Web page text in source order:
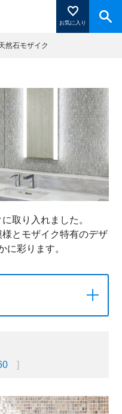
お気に入り
録」を押すと登録した
然石モザイク
取り入れました。
とモザイク特有のデザ
に彩ります。